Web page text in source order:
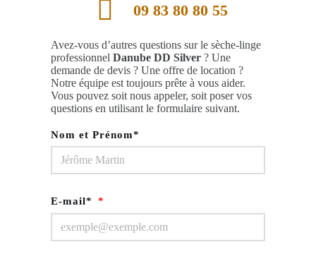
09 83 80 80 55
Avez-vous d’autres questions sur le sèche-linge
professionnel Danube DD Silver? Une
demande de devis ? Une offre de location ?
Notre équipe est toujours prête à vous aider.
Vous pouvez soit nous appeler, soit poser vos
questions en utilisant le formulaire suivant.
Nom et Prénom*
E-mail*